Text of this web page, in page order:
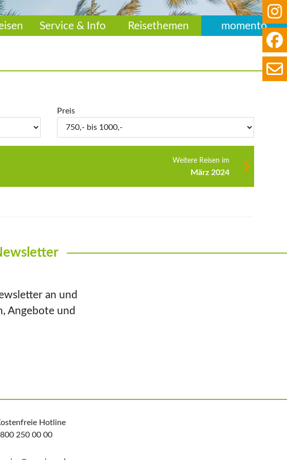
Service & Info Reisethemen momento
Preis
Weitere Reisen im
März 2024
an und
Angebote und
Hotline
250 00 00